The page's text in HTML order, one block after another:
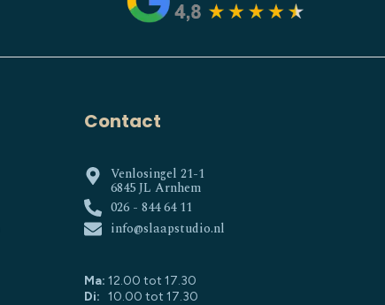
Contact
Venlosingel 21-1
6845 JL Arnhem
026 - 844 64 11
info@slaapstudio.nl
Ma: 12.00 tot 17.30
Di: 10.00 tot 17.30